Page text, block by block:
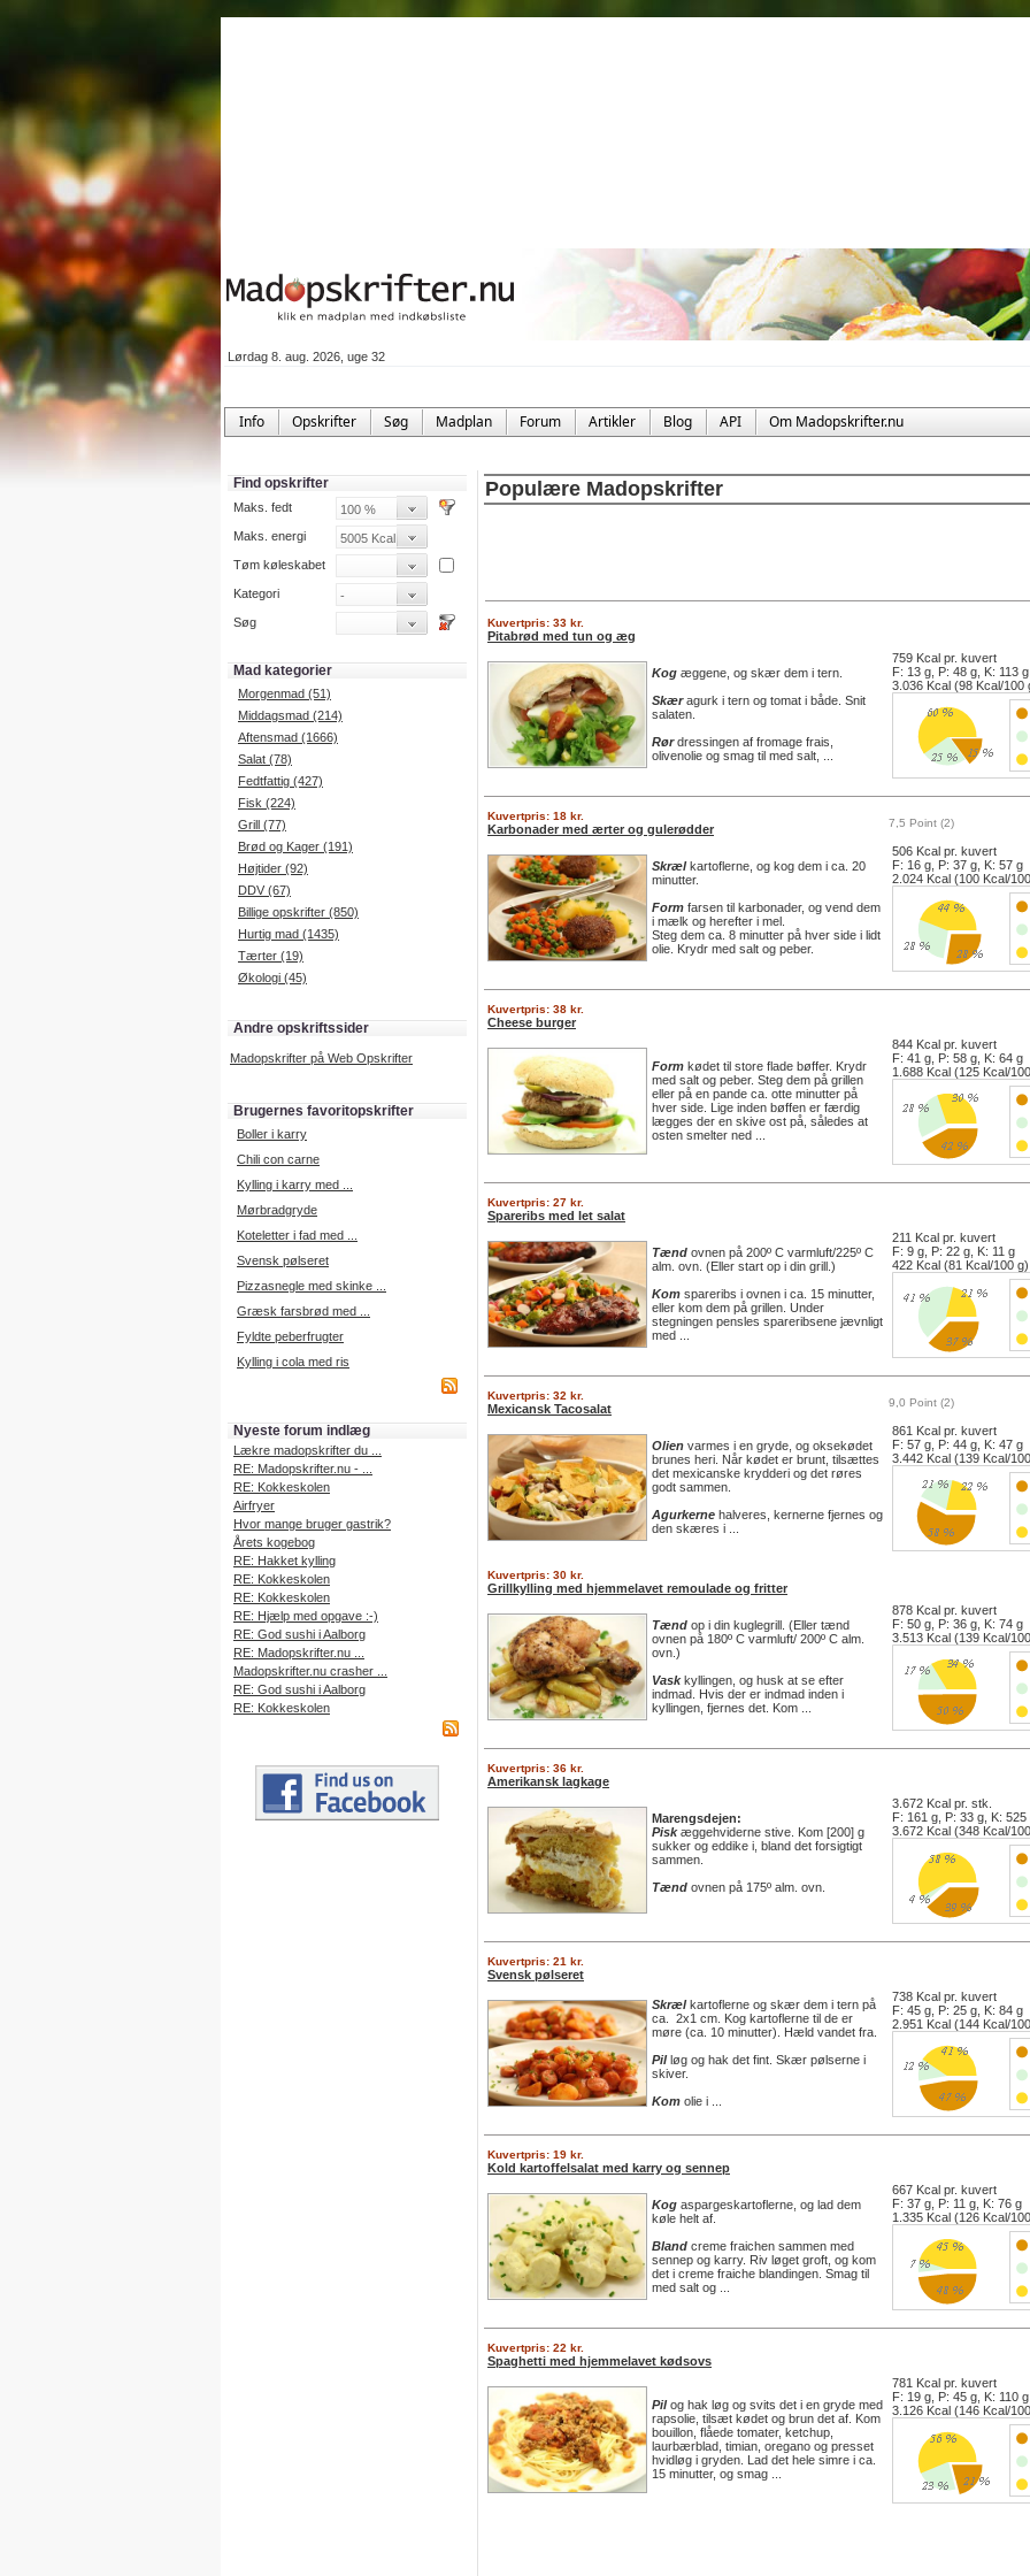
Lørdag 8. aug. 2026, uge 32
Info Opskrifter Søg Madplan Forum Artikler Blog API Om Madopskrifter.nu
Find opskrifter
Maks. fedt
Maks. energi
Tøm køleskabet
Kategori
Søg
Mad kategorier
Morgenmad (51)
Middagsmad (214)
Aftensmad (1666)
Salat (78)
Fedtfattig (427)
Fisk (224)
Grill (77)
Brød og Kager (191)
Højtider (92)
DDV (67)
Billige opskrifter (850)
Hurtig mad (1435)
Tærter (19)
Økologi (45)
Andre opskriftssider
Madopskrifter på Web Opskrifter
Brugernes favoritopskrifter
Boller i karry
Chili con carne
Kylling i karry med ...
Mørbradgryde
Koteletter i fad med ...
Svensk pølseret
Pizzasnegle med skinke ...
Græsk farsbrød med ...
Fyldte peberfrugter
Kylling i cola med ris
Nyeste forum indlæg
Lækre madopskrifter du ...
RE: Madopskrifter.nu - ...
RE: Kokkeskolen
Airfryer
Hvor mange bruger gastrik?
Årets kogebog
RE: Hakket kylling
RE: Kokkeskolen
RE: Kokkeskolen
RE: Hjælp med opgave :-)
RE: God sushi i Aalborg
RE: Madopskrifter.nu ...
Madopskrifter.nu crasher ...
RE: God sushi i Aalborg
RE: Kokkeskolen
Populære Madopskrifter
Kuvertpris: 33 kr.
Pitabrød med tun og æg
Kog æggene, og skær dem i tern.
Skæragurk i tern og tomat i både. Snit
salaten.
Rørdressingen af fromage frais,
olivenolie og smag til med salt, ...
759 Kcal pr. kuvert
F: 13 g, P: 48 g, K: 113 g
3.036 Kcal (98 Kcal/100
Kuvertpris: 18 kr.
Karbonader med ærter og gulerødder 7,5 Point (2)
Skrælkartoflerne, og kog dem i ca. 20
minutter.
Form farsen til karbonader, og vend dem
i mælk og herefter i mel.
Steg dem ca. 8 minutter på hver side i lidt
olie. Krydr med salt og peber.
506 Kcal pr. kuvert
F: 16 g, P: 37 g, K: 57 g
2.024 Kcal (100 Kcal/
Kuvertpris: 38 kr.
Cheese burger
Form kødet til store flade bøffer. Krydr
med salt og peber. Steg dem på grillen
eller på en pande ca. otte minutter på
hver side. Lige inden bøffen er færdig
lægges der en skive ost på, således at
osten smelter ned ...
844 Kcal pr. kuvert
F: 41 g, P: 58 g, K: 64 g
1.688 Kcal (125 Kcal/
Kuvertpris: 27 kr.
Spareribs med let salat
Tænd ovnen på 200º C varmluft/225º C
alm. ovn. (Eller start op i din grill.)
Kom spareribs i ovnen i ca. 15 minutter,
eller kom dem på grillen. Under
stegningen pensles spareribsene jævnligt
med ...
211 Kcal pr. kuvert
F: 9 g, P: 22 g, K: 11 g
422 Kcal (81 Kcal/100 g)
Kuvertpris: 32 kr.
Mexicansk Tacosalat 9,0 Point (2)
Olien varmes i en gryde, og oksekødet
brunes heri. Når kødet er brunt, tilsættes
det mexicanske krydderi og det røres
godt sammen.
Agurkerne halveres, kernerne fjernes og
den skæres i ...
861 Kcal pr. kuvert
F: 57 g, P: 44 g, K: 47 g
3.442 Kcal (139 Kcal/
Kuvertpris: 30 kr.
Grillkylling med hjemmelavet remoulade og fritter
Tænd op i din kuglegrill. (Eller tænd
ovnen på 180º C varmluft/ 200º C alm.
ovn.)
Vaskkyllingen, og husk at se efter
indmad. Hvis der er indmad inden i
kyllingen, fjernes det. Kom ...
878 Kcal pr. kuvert
F: 50 g, P: 36 g, K: 74 g
3.513 Kcal (139 Kcal/
Kuvertpris: 36 kr.
Amerikansk lagkage
Marengsdejen:
Piskæggehviderne stive. Kom [200] g
sukker og eddike i, bland det forsigtigt
sammen.
Tænd ovnen på 175º alm. ovn.
3.672 Kcal pr. stk.
F: 161 g, P: 33 g, K: 525
3.672 Kcal (348 Kcal/
Kuvertpris: 21 kr.
Svensk pølseret
Skrælkartoflerne og skær dem i tern på
ca. 2x1 cm. Kog kartoflerne til de er
møre (ca. 10 minutter). Hæld vandet fra.
Pilløg og hak det fint. Skær pølserne i
skiver.
Kom olie i ...
738 Kcal pr. kuvert
F: 45 g, P: 25 g, K: 84 g
2.951 Kcal (144 Kcal/
Kuvertpris: 19 kr.
Kold kartoffelsalat med karry og sennep
Kog aspargeskartoflerne, og lad dem
køle helt af.
Bland creme fraichen sammen med
sennep og karry. Riv løget groft, og kom
det i creme fraiche blandingen. Smag til
med salt og ...
667 Kcal pr. kuvert
F: 37 g, P: 11 g, K: 76 g
1.335 Kcal (126 Kcal/
Kuvertpris: 22 kr.
Spaghetti med hjemmelavet kødsovs
Pilog hak løg og svits det i en gryde med
rapsolie, tilsæt kødet og brun det af. Kom
bouillon, flåede tomater, ketchup,
laurbærblad, timian, oregano og presset
hvidløg i gryden. Lad det hele simre i ca.
15 minutter, og smag ...
781 Kcal pr. kuvert
F: 19 g, P: 45 g, K: 110 g
3.126 Kcal (146 Kcal/